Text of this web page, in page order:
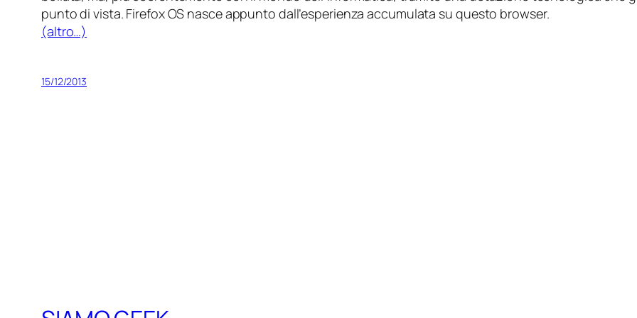
punto di vista. Firefox OS nasce appunto dall’esperienza accumulata su questo browser.
(altro…)
15/12/2013